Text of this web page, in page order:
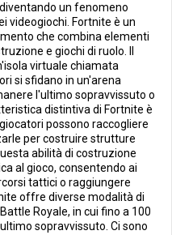
un fenomeno
videogiochi. Fortnite è un
che combina elementi
e giochi di ruolo. Il
virtuale chiamata
si sfidano in un'arena
l'ultimo sopravvissuto o
distintiva di Fortnite è
possono raccogliere
per costruire strutture
abilità di costruzione
al gioco, consentendo ai
tattici o raggiungere
offre diverse modalità di
Royale, in cui fino a 100
sopravvissuto. Ci sono